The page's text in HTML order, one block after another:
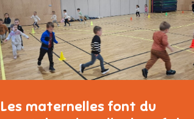
Les maternelles font du